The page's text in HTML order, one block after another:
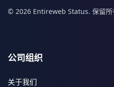
© 2026 Entireweb Status. 保留所
公司组织
关于我们